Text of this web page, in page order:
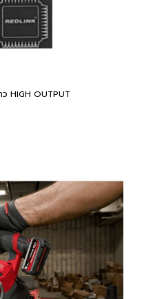
HIGH OUTPUT